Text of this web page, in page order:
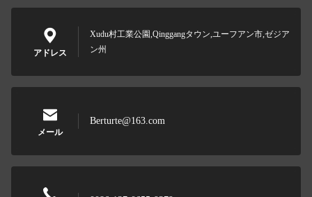
アドレス
Xudu村工業公園,Qinggangタウン,ユーフアン市,ゼジア
ン州
メール
Berturte@163.com